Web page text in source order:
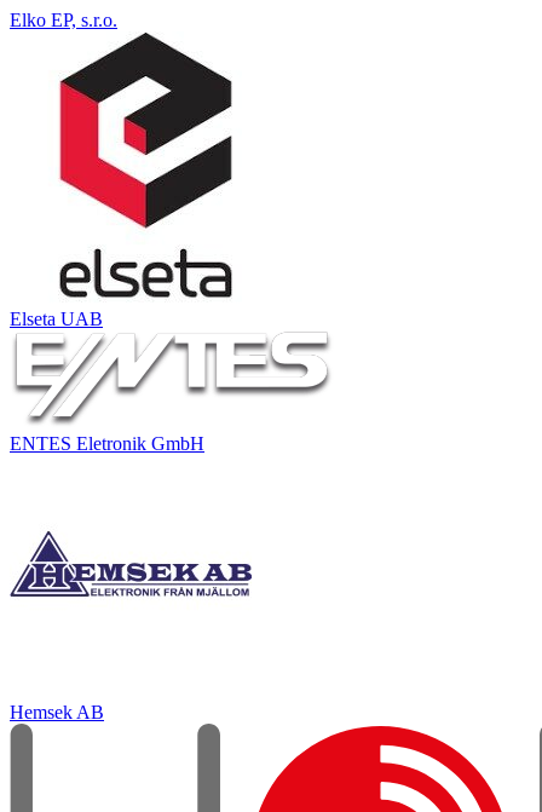
Elko EP, s.r.o.
Elseta UAB
ENTES Eletronik GmbH
Hemsek AB